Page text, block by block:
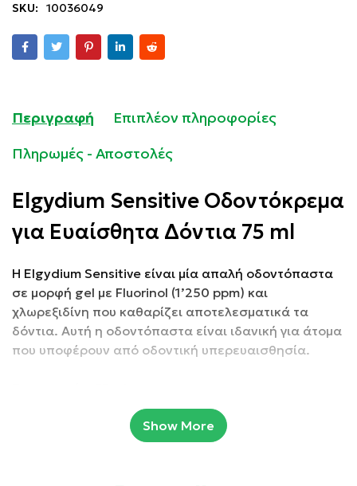
SKU:
10036049
Περιγραφή
Επιπλέον πληροφορίες
Πληρωμές - Αποστολές
Elgydium Sensitive Οδοντόκρεμα
για Ευαίσθητα Δόντια 75 ml
Η Elgydium Sensitive είναι μία απαλή οδοντόπαστα
σε μορφή gel με Fluorinol (1’250 ppm) και
χλωρεξιδίνη που καθαρίζει αποτελεσματικά τα
δόντια. Αυτή η οδοντόπαστα είναι ιδανική για άτομα
που υποφέρουν από οδοντική υπερευαισθησία.
Show More